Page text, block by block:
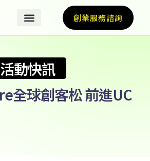
創業服務諮詢
活動快訊
全球創客松 前進UC